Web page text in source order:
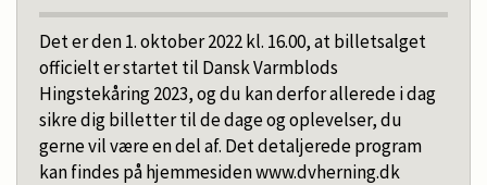
arbejder på at finde kompetente og spændende
testryttere, som vil være en oplevelse for publikum
at se.
Det er den 1. oktober 2022 kl. 16.00, at billetsalget
officielt er startet til Dansk Varmblods
Hingstekåring 2023, og du kan derfor allerede i dag
sikre dig billetter til de dage og oplevelser, du
gerne vil være en del af. Det detaljerede program
kan findes på hjemmesiden www.dvherning.dk